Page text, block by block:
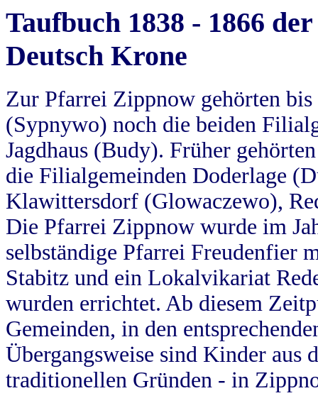
Taufbuch 1838 - 1866
Deutsch Krone
Zur Pfarrei Zippnow gehörten
(Sypnywo) noch die beiden
Jagdhaus (Budy). Früher
die Filialgemeinden Doderlage
Klawittersdorf (Glowaczewo),
Die Pfarrei Zippnow wurde im
selbständige Pfarrei Freudenfier
Stabitz und ein Lokalvikariat
wurden errichtet. Ab diesem
Gemeinden, in den
Übergangsweise sind Kinder aus
traditionellen Gründen - in